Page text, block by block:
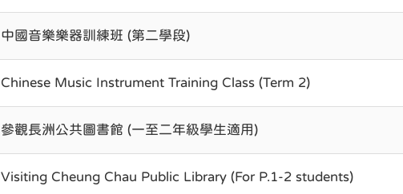
中國音樂樂器訓練班 (第二學段)
Chinese Music Instrument Training Class (Term 2)
參觀長洲公共圖書館 (一至二年級學生適用)
Visiting Cheung Chau Public Library (For P.1-2 students)